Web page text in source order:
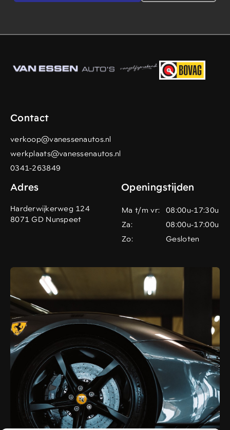
Contact
verkoop@vanessenautos.nl
werkplaats@vanessenautos.nl
0341-263849
Adres
Harderwijkerweg 124
8071 GD Nunspeet
Openingstijden
Ma t/m vr:
08:00u-17:30u
Za:
08:00u-17:00u
Zo:
Gesloten